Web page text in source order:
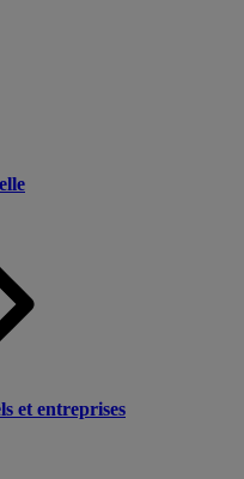
et entreprises